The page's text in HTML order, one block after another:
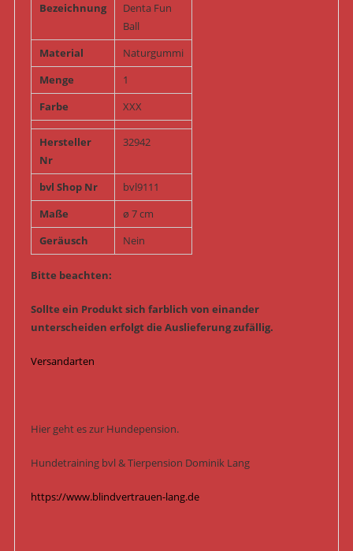
Bezeichnung
Denta Fun
Ball
Material
Naturgummi
Menge
1
Farbe
XXX
Hersteller
Nr
32942
bvl Shop Nr
bvl9111
Maße
ø 7 cm
Geräusch
Nein
Bitte beachten:
Sollte ein Produkt sich farblich von einander
unterscheiden erfolgt die Auslieferung zufällig.
Versandarten
Hier geht es zur Hundepension.
Hundetraining bvl & Tierpension Dominik Lang
https://www.blindvertrauen-lang.de